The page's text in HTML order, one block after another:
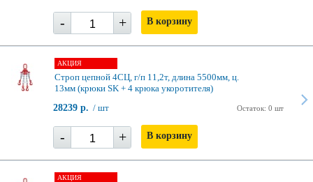
- + В корзину
АКЦИЯ
Строп цепной 4СЦ, г/п 11,2т, длина 5500мм, ц.
13мм (крюки SK + 4 крюка укоротителя)
Остаток: 0 шт
28239 р. / шт
- + В корзину
АКЦИЯ